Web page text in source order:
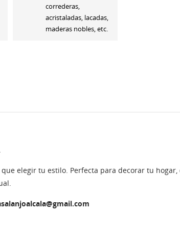
correderas,
acristaladas, lacadas,
maderas nobles, etc.
elegir tu estilo. Perfecta para decorar tu hogar,